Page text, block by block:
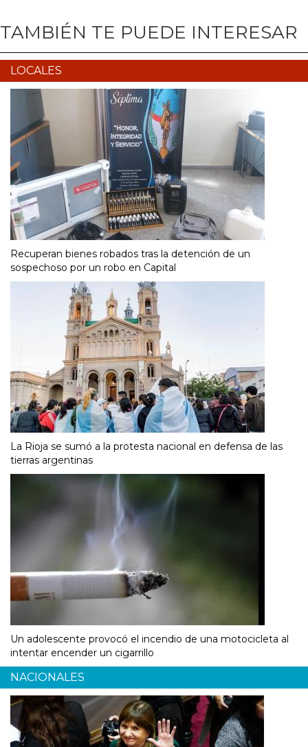
TAMBIÉN TE PUEDE INTERESAR
LOCALES
Recuperan bienes robados tras la detención de un
sospechoso por un robo en Capital
La Rioja se sumó a la protesta nacional en defensa de las
tierras argentinas
Un adolescente provocó el incendio de una motocicleta al
intentar encender un cigarrillo
NACIONALES